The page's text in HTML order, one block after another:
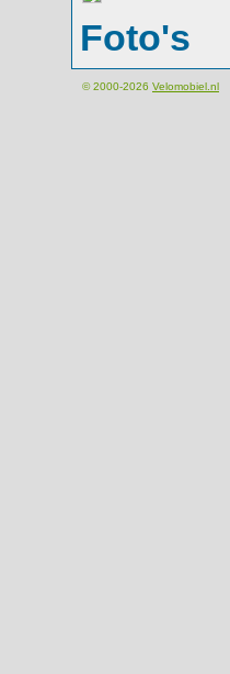
Foto's
© 2000-2026 Velomobiel.nl